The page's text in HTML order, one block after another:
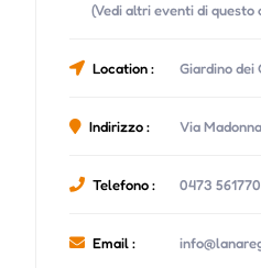
(Vedi altri eventi di
Location : Giardino dei
Indirizzo : Via
Telefono : 0473 561770
Email :